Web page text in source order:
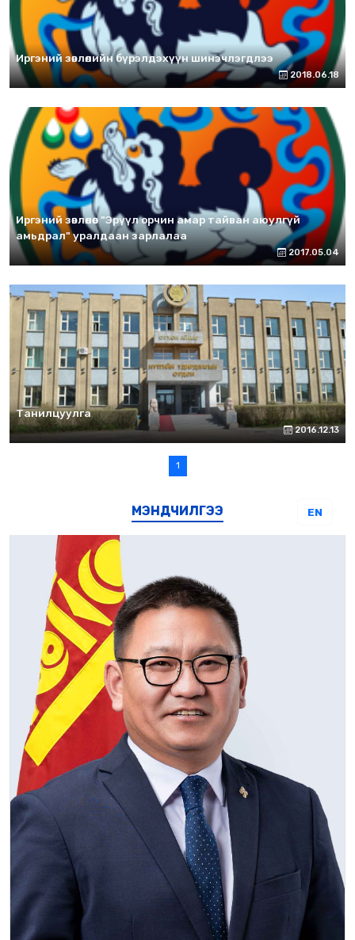
Иргэний зөвлөлийн бүрэлдэхүүн шинэчлэгдлээ
2018.06.18
Иргэний зөвлөлөөс "Эрүүл орчин амар тайван аюулгүй
амьдрал" уралдаан зарлалаа
2017.05.04
Танилцуулга
2016.12.13
1
МЭНДЧИЛГЭЭ EN